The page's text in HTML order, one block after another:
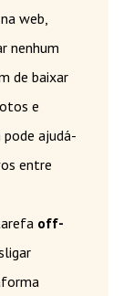
web,
nenhum
de baixar
e
ajudá-
entre
off-